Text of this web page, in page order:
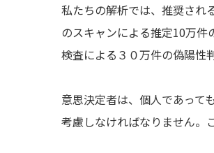
私たちの解析では、推奨され
のスキャンによる推定10万
検査による３０万件の偽陽性
意思決定者は、個人であって
考慮しなければなりません。